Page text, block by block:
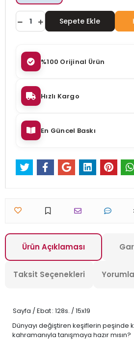
Sepete Ekle
%100 Orijinal Ürün
Hızlı Kargo
En Güncel Baskı
Ürün Açıklaması
Taksit Seçenekleri
Sayfa / Ebat: 128s. / 15x19
Dünyayı değiştiren keşiflerin peşinde
kahramanıyla tanışmaya hazır mısın?